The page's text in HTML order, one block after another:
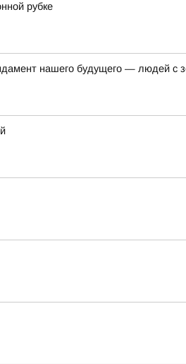
рубке
нашего будущего — людей с